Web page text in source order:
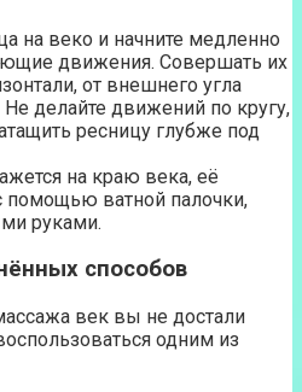
на веко и начните медленно
движения. Совершать их
от внешнего угла
Не делайте движений по кругу,
ресницу глубже под
на краю века, её
помощью ватной палочки,
руками.
способов
век вы не достали
одним из